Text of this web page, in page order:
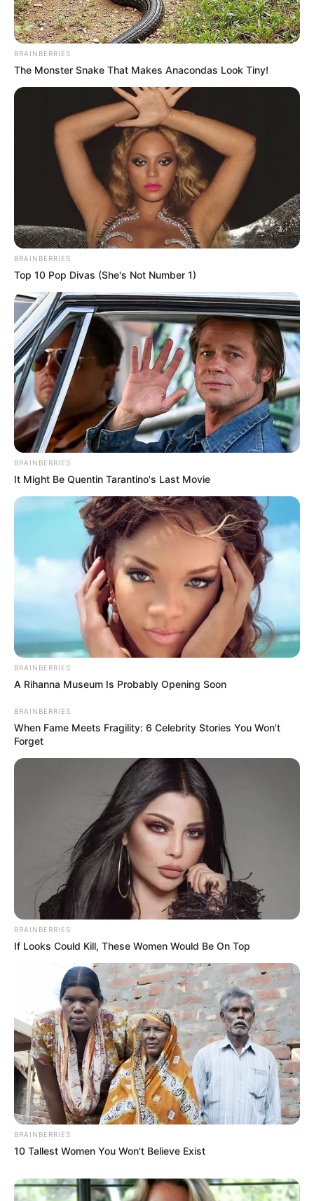
BRAINBERRIES
The Monster Snake That Makes Anacondas Look Tiny!
BRAINBERRIES
Top 10 Pop Divas (She's Not Number 1)
BRAINBERRIES
It Might Be Quentin Tarantino's Last Movie
BRAINBERRIES
A Rihanna Museum Is Probably Opening Soon
BRAINBERRIES
When Fame Meets Fragility: 6 Celebrity Stories You Won't
Forget
BRAINBERRIES
If Looks Could Kill, These Women Would Be On Top
BRAINBERRIES
10 Tallest Women You Won't Believe Exist